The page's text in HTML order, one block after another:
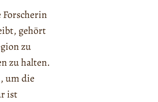
gehört
zu
zu halten.
um die
ist